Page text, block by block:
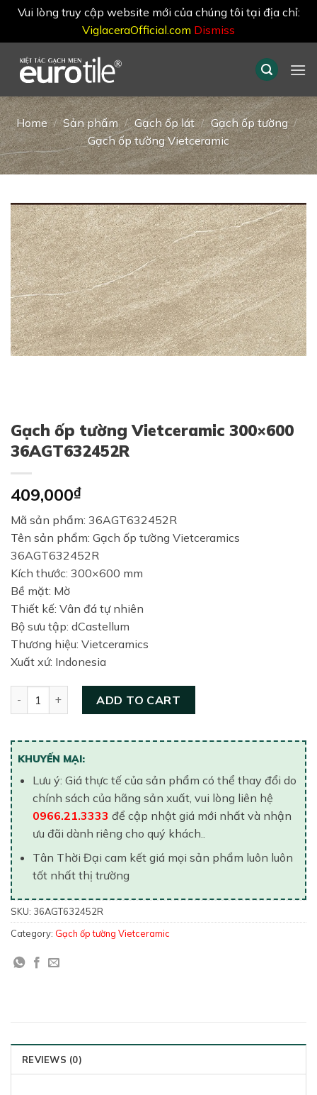
Vui lòng truy cập website mới của chúng tôi tại địa chỉ:
ViglaceraOfficial.com Dismiss
content
Home / Sản phẩm / Gạch ốp lát / Gạch ốp tường /
Gạch ốp tường Vietceramic
Gạch ốp tường Vietceramic 300×600
36AGT632452R
409,000₫
Mã sản phẩm: 36AGT632452R
Tên sản phẩm: Gạch ốp tường Vietceramics
36AGT632452R
Kích thước: 300×600 mm
Bề mặt: Mờ
Thiết kế: Vân đá tự nhiên
Bộ sưu tập: dCastellum
Thương hiệu: Vietceramics
Xuất xứ: Indonesia
ADD TO CART
KHUYẾN MẠI:
Lưu ý: Giá thực tế của sản phẩm có thể thay đổi do
chính sách của hãng sản xuất, vui lòng liên hệ
0966.21.3333 để cập nhật giá mới nhất và nhận
ưu đãi dành riêng cho quý khách..
Tân Thời Đại cam kết giá mọi sản phẩm luôn luôn
tốt nhất thị trường
SKU: 36AGT632452R
Category: Gạch ốp tường Vietceramic
REVIEWS (0)